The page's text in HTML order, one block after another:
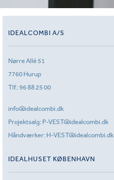
IDEALCOMBI A/S
Nørre Allé 51
7760 Hurup
Tlf.:96 88 25 00
info@idealcombi.dk
Projektsalg: P-VEST@idealcombi.dk
Håndværker: H-VEST@idealcombi.dk
IDEALHUSET KØBENHAVN